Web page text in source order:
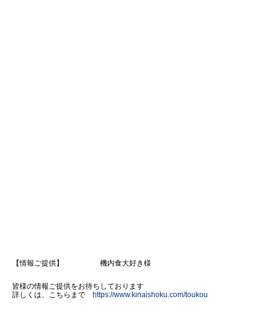
【情報ご提供】 機内食大好き様
皆様の情報ご提供をお待ちしております
詳しくは、こちらまで https://www.kinaishoku.com/toukou